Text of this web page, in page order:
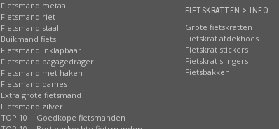
Fietsmand metaal
Fietsmand riet
Fietsmand staal
Buikmand fiets
Fietsmand inklapbaar
Fietsmand bagagedrager
Fietsmand met haken
Fietsmand dames
Extra grote fietsmand
Fietsmand zilver
TOP 10 | Goedkope fietsmanden
FIETSKRATTEN > INFO
Grote fietskratten
Fietskrat afdekhoes
Fietskrat stickers
Fietskrat slingers
Fietsbakken